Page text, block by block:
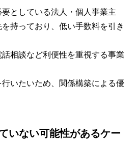
としている法人・個人事業主
持っており、低い手数料を引き
相談など利便性を重視する事業
いたいため、関係構築による優
いない可能性があるケー